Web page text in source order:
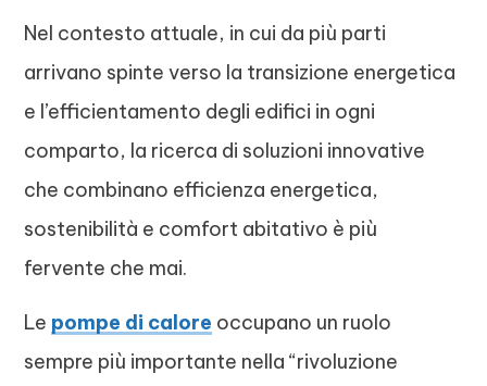
Nel contesto attuale, in cui da più parti
arrivano spinte verso la transizione energetica
e l’efficientamento degli edifici in ogni
comparto, la ricerca di soluzioni innovative
che combinano efficienza energetica,
sostenibilità e comfort abitativo è più
fervente che mai.
Le pompe di calore occupano un ruolo
sempre più importante nella “rivoluzione